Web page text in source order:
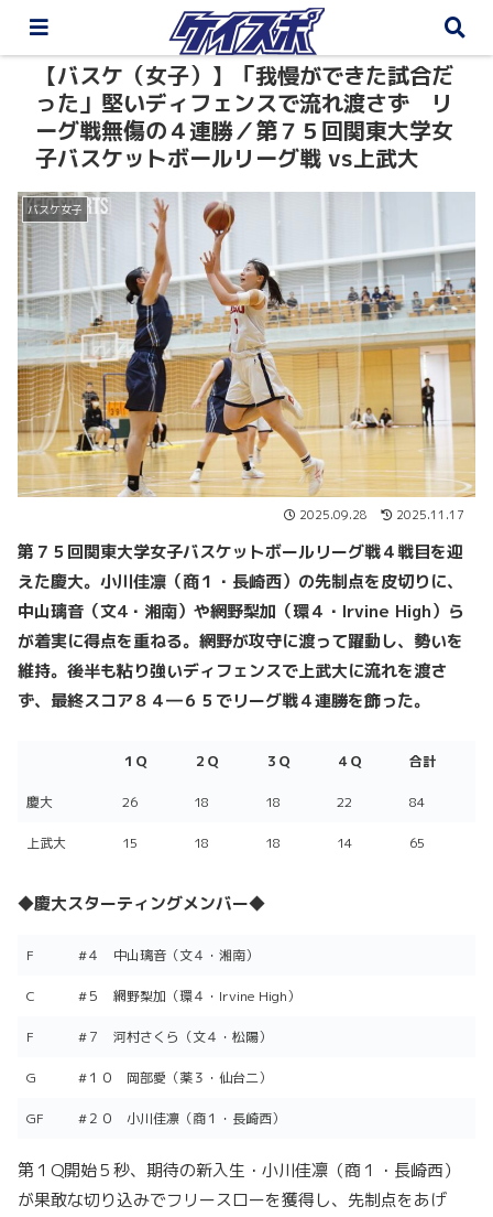
【バスケ（女子）】「我慢ができた試合だ
った」堅いディフェンスで流れ渡さず リ
ーグ戦無傷の４連勝／第７５回関東大学女
子バスケットボールリーグ戦 vs上武大
バスケ女子
2025.09.28 2025.11.17
第７５回関東大学女子バスケットボールリーグ戦４戦目を迎
えた慶大。小川佳凛（商１・長崎西）の先制点を皮切りに、
中山璃音（文4・湘南）や網野梨加（環４・Irvine High）ら
が着実に得点を重ねる。網野が攻守に渡って躍動し、勢いを
維持。後半も粘り強いディフェンスで上武大に流れを渡さ
ず、最終スコア８４―６５でリーグ戦４連勝を飾った。
１Ｑ ２Ｑ ３Ｑ ４Ｑ 合計
慶大 26 18 18 22 84
上武大 15 18 18 14 65
◆慶大スターティングメンバー◆
F #４ 中山璃音（文４・湘南）
C #５ 網野梨加（環４・Irvine High）
F #７ 河村さくら（文４・松陽）
G #１０ 岡部愛（薬３・仙台二）
GF #２０ 小川佳凛（商１・長崎西）
第１Q開始５秒、期待の新入生・小川佳凛（商１・長崎西）
が果敢な切り込みでフリースローを獲得し、先制点をあげ